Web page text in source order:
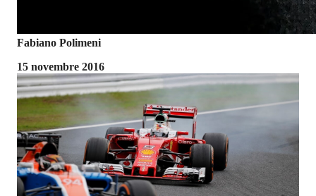
Fabiano Polimeni
15 novembre 2016